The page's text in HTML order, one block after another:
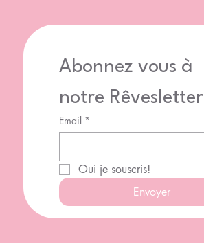
Abonnez vous à
notre Rêvesletter
Email *
Oui je souscris!
Envoyer